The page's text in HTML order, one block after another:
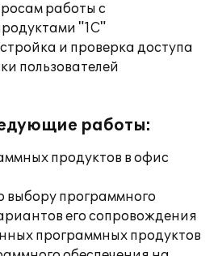
работы с
"1С"
и проверка доступа
пользователей
работы:
продуктов в офис
выбору программного
его сопровождения
программных продуктов